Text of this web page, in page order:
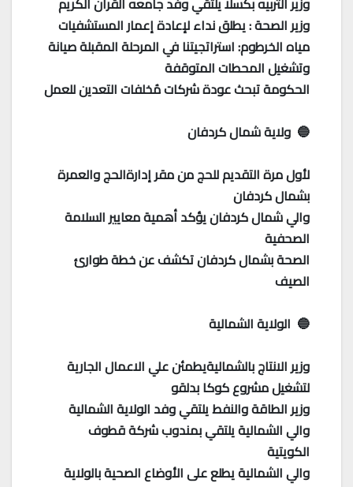
وزير الصحة : يطلق نداء لإعادة إعمار المستشفيات
مياه الخرطوم: استراتجيتنا في المرحلة المقبلة صيانة
وتشغيل المحطات المتوقفة
الحكومة تبحث عودة شركات مُخلفات التعدين للعمل
🔵 ولاية شمال كردفان
لأول مرة التقديم للحج من مقر إدارةالحج والعمرة
بشمال كردفان
والي شمال كردفان يؤكد أهمية معايير السلامة
الصحفية
الصحة بشمال كردفان تكشف عن خطة طوارئ
الصيف
🔵 الولاية الشمالية
وزير الانتاج بالشماليةيطمئن علي الاعمال الجارية
لتشغيل مشروع كوكا بدلقو
وزير الطاقة والنفط يلتقي وفد الولاية الشمالية
والي الشمالية يلتقي بمندوب شركة قطوف
الكويتية
والي الشمالية يطلع على الأوضاع الصحية بالولاية